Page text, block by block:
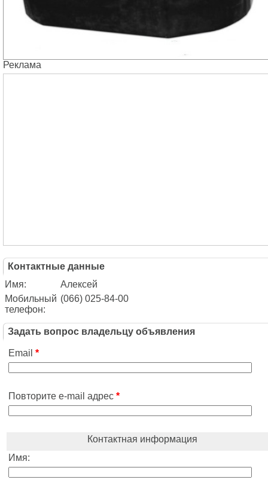
Реклама
Контактные данные
Имя:
Алексей
Мобильный
телефон:
(066) 025-84-00
Задать вопрос владельцу объявления
Email *
Повторите e-mail адрес *
Контактная информация
Имя: